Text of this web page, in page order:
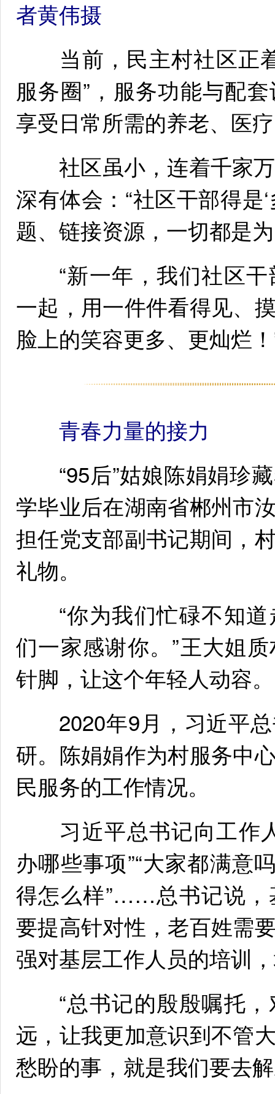
者黄伟摄
当前，民主村社区正
服务圈”，服务功能与配
享受日常所需的养老、医
社区虽小，连着千家万
深有体会：“社区干部得是
题、链接资源，一切都是
“新一年，我们社区干
一起，用一件件看得见、
脸上的笑容更多、更灿烂
青春力量的接力
“95后”姑娘陈娟娟珍
学毕业后在湖南省郴州市
担任党支部副书记期间，
礼物。
“你为我们忙碌不知道
们一家感谢你。”王大姐
针脚，让这个年轻人动容。
2020年9月，习近平总
研。陈娟娟作为村服务中
民服务的工作情况。
习近平总书记向工作
办哪些事项”“大家都满意
得怎么样”……总书记说，
要提高针对性，老百姓需
强对基层工作人员的培训
“总书记的殷殷嘱托，
远，让我更加意识到不管
愁盼的事，就是我们要去